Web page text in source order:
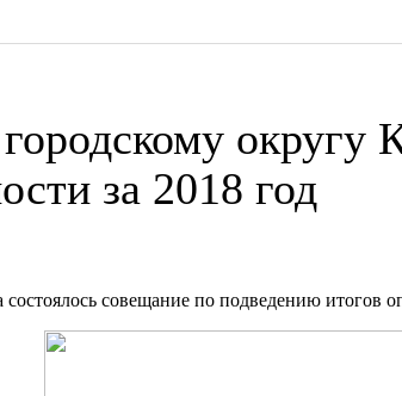
округу
за 2018 год
совещание по подведению итогов